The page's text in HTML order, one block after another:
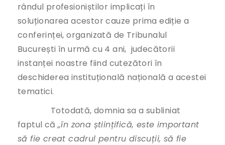
rândul profesioniștilor implicați în
soluționarea acestor cauze prima ediție a
conferinței, organizată de Tribunalul
București în urmă cu 4 ani, judecătorii
instanței noastre fiind cutezători în
deschiderea instituțională națională a acestei
tematici.
Totodată, domnia sa a subliniat
faptul că„în zona științifică, este important
să fie creat cadrul pentru discuții, să fie